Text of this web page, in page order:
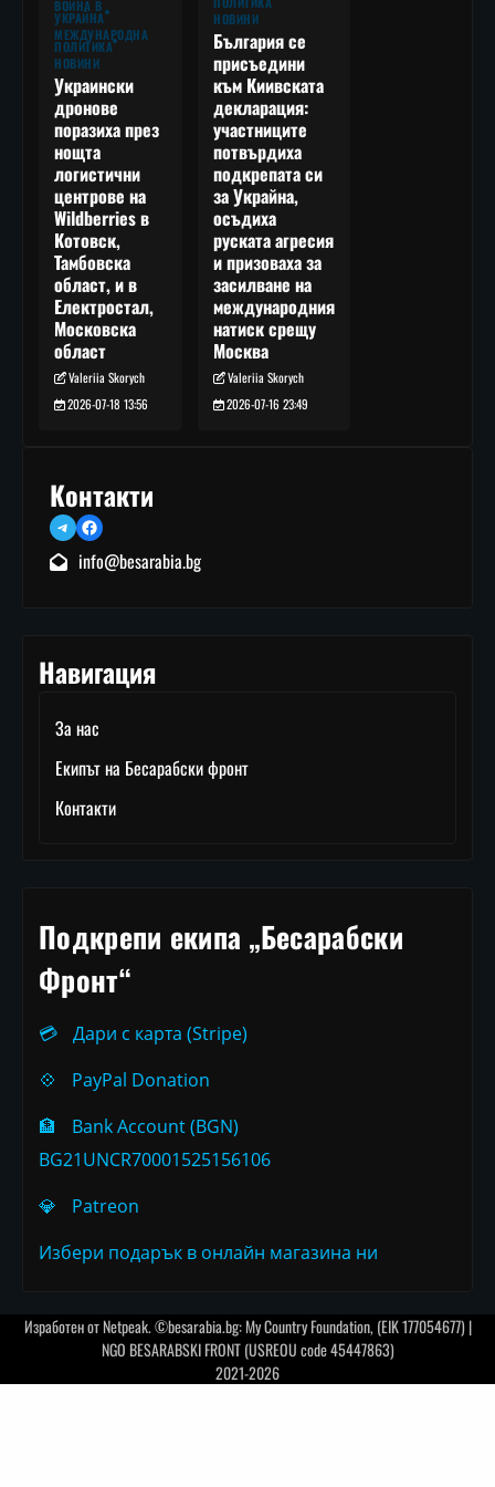
ВОЙНА В
УКРАЙНА
МЕЖДУНАРОДНА
ПОЛИТИКА
НОВИНИ
Украински
дронове
поразиха през
нощта
логистични
центрове на
Wildberries в
Котовск,
Тамбовска
област, и в
Електростал,
Московска
област
Valeriia Skorych
2026-07-18 13:56
НОВИНИ
България се
присъедини
към Киивската
декларация:
участниците
потвърдиха
подкрепата си
за Украйна,
осъдиха
руската агресия
и призоваха за
засилване на
международния
натиск срещу
Москва
Valeriia Skorych
2026-07-16 23:49
Контакти
TelegramFacebook
info@besarabia.bg
Навигация
За нас
Екипът на Бесарабски фронт
Контакти
Подкрепи екипа „Бесарабски
Фронт“
💳
Дари с карта (Stripe)
💠
PayPal Donation
🏦
Bank Account (BGN)
BG21UNCR70001525156106
💎
Patreon
Избери подарък в онлайн магазина ни
Изработен отNetpeak. ©besarabia.bg: My Country Foundation, (EIK 177054677) |
NGO BESARABSKI FRONT (USREOU code 45447863)
2021-2026